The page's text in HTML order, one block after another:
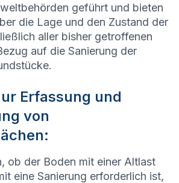
geführt und bieten
die Lage und den Zustand der
aller bisher getroffenen
auf die Sanierung der
Erfassung und
von
ob der Boden mit einer Altlast
eine Sanierung erforderlich ist,